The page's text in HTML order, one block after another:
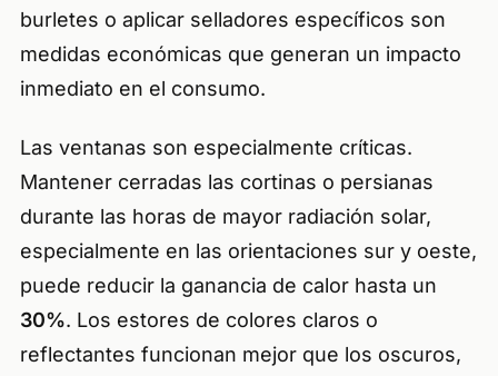
burletes o aplicar selladores específicos son
medidas económicas que generan un impacto
inmediato en el consumo.
Las ventanas son especialmente críticas.
Mantener cerradas las cortinas o persianas
durante las horas de mayor radiación solar,
especialmente en las orientaciones sur y oeste,
puede reducir la ganancia de calor hasta un
30%. Los estores de colores claros o
reflectantes funcionan mejor que los oscuros,